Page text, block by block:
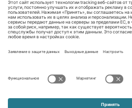
Выходные данные
Система информирования о